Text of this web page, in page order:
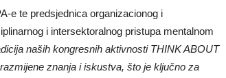
e te predsjednica organizacionog i
i intersektoralnog pristupa mentalnom
naših kongresnih aktivnosti THINK ABOUT
znanja i iskustva, što je ključno za